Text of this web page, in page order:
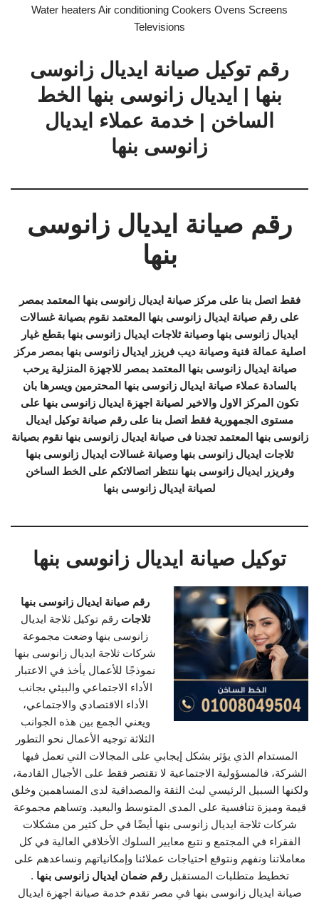
Water heaters Air conditioning Cookers Ovens Screens
Televisions
رقم توكيل صيانة ايديال زانوسى
بنها | ايديال زانوسى بنها الخط
الساخن | خدمة عملاء ايديال
زانوسى بنها
رقم صيانة ايديال زانوسى
بنها
فقط اتصل بنا على مركز صيانة ايديال زانوسى بنها المعتمد بمصر
على رقم صيانة ايديال زانوسى بنها المعتمد نقوم بصيانة غسالات
ايديال زانوسى بنها وصيانة ثلاجات ايديال زانوسى بنها بقطع غيار
اصلية عمالة فنية وصيانة ديب فريزر ايديال زانوسى بنها بمصر مركز
صيانة ايديال زانوسى بنها المعتمد بمصر للاجهزة المنزلية يرحب
بالسادة عملاء صيانة ايديال زانوسى بنها المحترمين ويسرها بان
تكون المركز الاول والاخير لصيانة اجهزة ايديال زانوسى بنها على
مستوى الجمهورية فقط اتصل بنا على رقم صيانة توكيل ايديال
زانوسى بنها المعتمد تجدنا فى صيانة ايديال زانوسى بنها نقوم بصيانة
ثلاجات ايديال زانوسى بنها وصيانة غسالات ايديال زانوسى بنها
وفريزر ايديال زانوسى بنها ننتظر اتصالاتكم على الخط الساخن
لصيانة ايديال زانوسى بنها
توكيل صيانة ايديال زانوسى بنها
رقم صيانة ايديال زانوسى بنها
ثلاجات رقم توكيل ثلاجة ايديال
زانوسى بنها وضعت مجموعة
شركات ثلاجة ايديال زانوسى بنها
نموذجًا للأعمال يأخذ في الاعتبار
الأداء الاجتماعي والبيئي بجانب
الأداء الاقتصادي والاجتماعي،
ويعني الجمع بين هذه الجوانب
الثلاثة توجيه الأعمال نحو التطور
المستدام الذي يؤثر بشكل إيجابي على المجالات التي تعمل فيها
الشركة، فالمسؤولية الاجتماعية لا تقتصر فقط على الأجيال القادمة،
ولكنها السبيل الرئيسي لبث الثقة والمصداقية لدى المساهمين وخلق
قيمة وميزة تنافسية على المدى المتوسط والبعيد. وتساهم مجموعة
شركات ثلاجة ايديال زانوسى بنها أيضًا في حل كثير من مشكلات
الفقراء في المجتمع و نتبع معايير السلوك الأخلاقي العالية في كل
معاملاتنا ونفهم ونتوقع احتياجات عملائنا وإمكانياتهم ونساعدهم على
تخطيط متطلبات المستقبلرقم ضمان ايديال زانوسى بنها .
صيانة ايديال زانوسى بنها في مصر تقدم خدمة صيانة اجهزة ايديال